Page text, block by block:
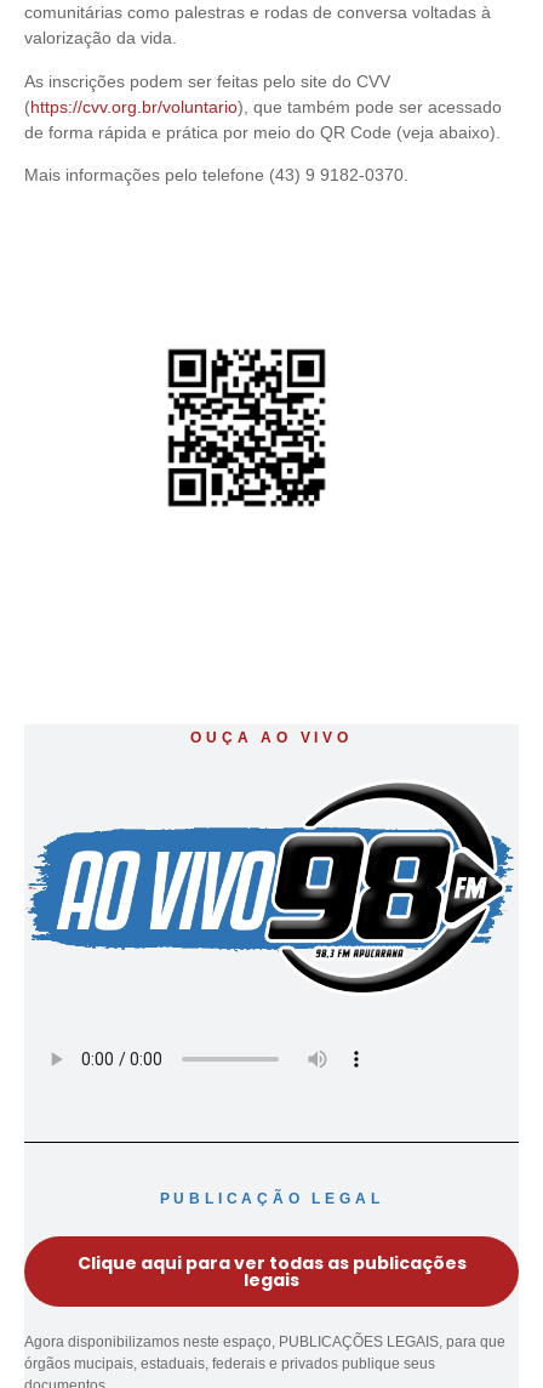
comunitárias como palestras e rodas de conversa voltadas à
valorização da vida.
As inscrições podem ser feitas pelo site do CVV
(https://cvv.org.br/voluntario), que também pode ser acessado
de forma rápida e prática por meio do QR Code (veja abaixo).
Mais informações pelo telefone (43) 9 9182-0370.
OUÇA AO VIVO
PUBLICAÇÃO LEGAL
Clique aqui para ver todas as publicações
legais
Agora disponibilizamos neste espaço, PUBLICAÇÕES LEGAIS, para que
órgãos mucipais, estaduais, federais e privados publique seus